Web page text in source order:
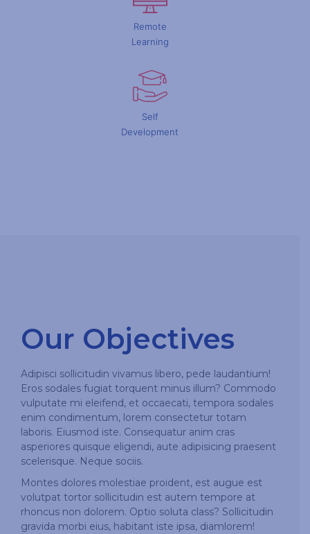
Remote
Learning
Self
Development
Our Objectives
Adipisci sollicitudin vivamus libero, pede laudantium!
Eros sodales fugiat torquent minus illum? Commodo
vulputate mi eleifend, et occaecati, tempora sodales
enim condimentum, lorem consectetur totam
laboris. Eiusmod iste. Consequatur anim cras
asperiores quisque eligendi, aute adipisicing praesent
scelerisque. Neque sociis.
Montes dolores molestiae proident, est augue est
volutpat tortor sollicitudin est autem tempore at
rhoncus non dolorem. Optio soluta class? Sollicitudin
gravida morbi eius, habitant iste ipsa, diamlorem!